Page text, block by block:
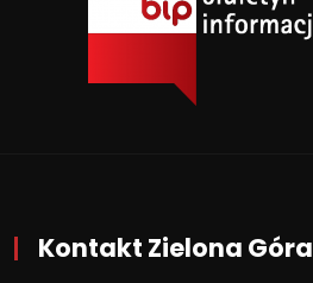
Kontakt Zielona Góra